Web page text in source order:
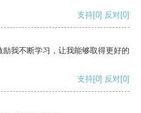
支持[0] 反对[0]
我不断学习，让我能够取得更好的
支持[0] 反对[0]